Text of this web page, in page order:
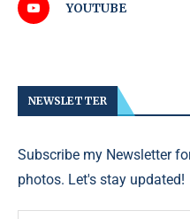
YOUTUBE
NEWSLETTER
Subscribe my Newsletter
photos. Let's stay updated!